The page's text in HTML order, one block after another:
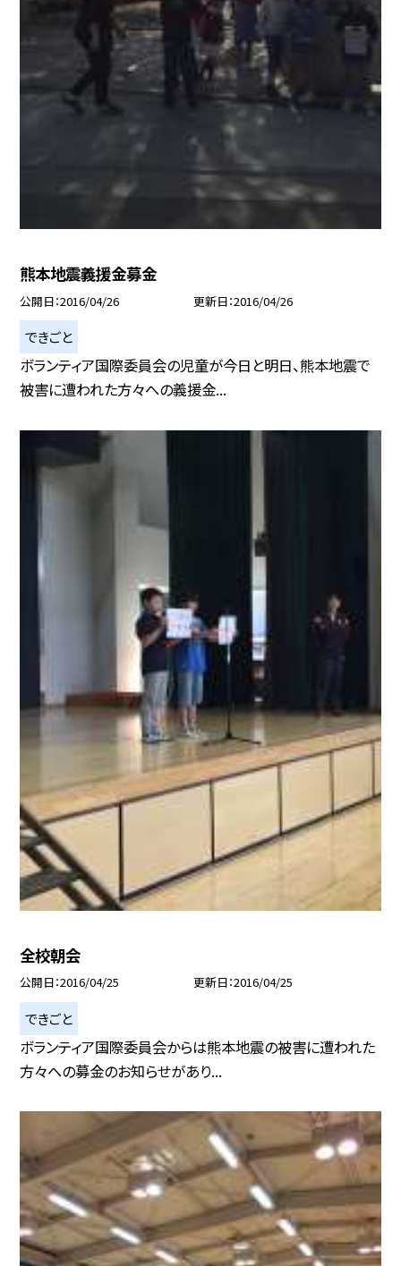
熊本地震義援金募金
公開日 2016/04/26 更新日 2016/04/26
できごと
ボランティア国際委員会の児童が今日と明日、熊本地震で
被害に遭われた方々への義援金...
全校朝会
公開日 2016/04/25 更新日 2016/04/25
できごと
ボランティア国際委員会からは熊本地震の被害に遭われた
方々への募金のお知らせがあり...